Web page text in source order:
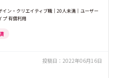
イン・クリエイティブ職｜20人未満｜ユーザー
プ 有償利用
投稿日： 2022年06月16日